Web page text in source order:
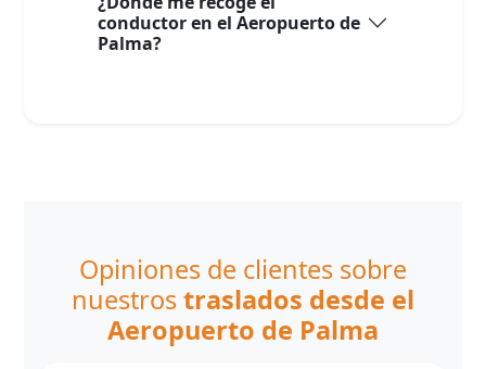
conductor en el Aeropuerto de
Palma?
Opiniones de clientes sobre
nuestrostraslados desde el
Aeropuerto de Palma